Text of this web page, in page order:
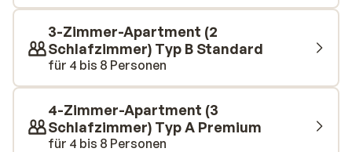
können. Die Résidence Terresens Le Diamant des
Lage, für einen unvergesslichen Wintersporturlaub in
den französischen Alpen.
3-Zimmer-Apartment (2
Schlafzimmer) Typ B Standard
für 4 bis 8 Personen
4-Zimmer-Apartment (3
Schlafzimmer) Typ A Premium
für 4 bis 8 Personen